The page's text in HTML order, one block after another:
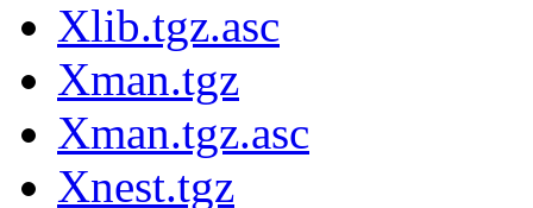
Xlib.tgz.asc
Xman.tgz
Xman.tgz.asc
Xnest.tgz